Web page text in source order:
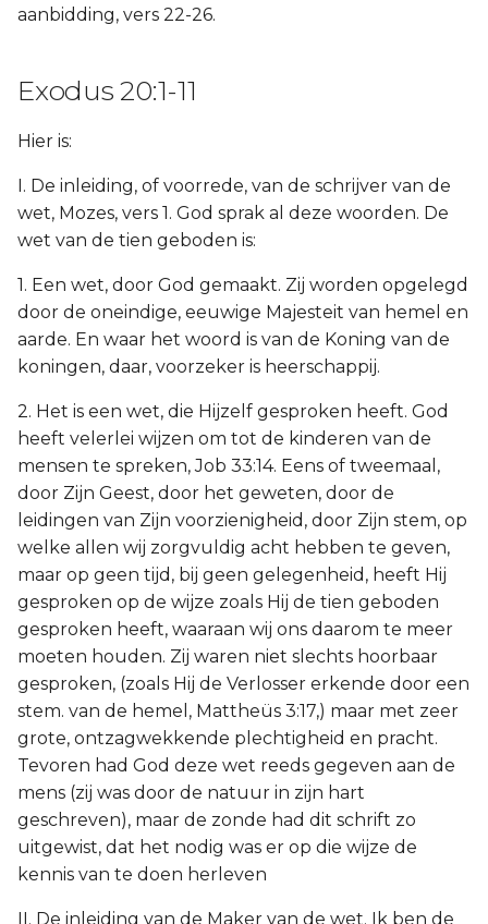
aanbidding, vers 22-26.
Exodus 20:1-11
Hier is:
I. De inleiding, of voorrede, van de schrijver van de
wet, Mozes, vers 1. God sprak al deze woorden. De
wet van de tien geboden is:
1. Een wet, door God gemaakt. Zij worden opgelegd
door de oneindige, eeuwige Majesteit van hemel en
aarde. En waar het woord is van de Koning van de
koningen, daar, voorzeker is heerschappij.
2. Het is een wet, die Hijzelf gesproken heeft. God
heeft velerlei wijzen om tot de kinderen van de
mensen te spreken, Job 33:14. Eens of tweemaal,
door Zijn Geest, door het geweten, door de
leidingen van Zijn voorzienigheid, door Zijn stem, op
welke allen wij zorgvuldig acht hebben te geven,
maar op geen tijd, bij geen gelegenheid, heeft Hij
gesproken op de wijze zoals Hij de tien geboden
gesproken heeft, waaraan wij ons daarom te meer
moeten houden. Zij waren niet slechts hoorbaar
gesproken, (zoals Hij de Verlosser erkende door een
stem. van de hemel, Mattheüs 3:17,) maar met zeer
grote, ontzagwekkende plechtigheid en pracht.
Tevoren had God deze wet reeds gegeven aan de
mens (zij was door de natuur in zijn hart
geschreven), maar de zonde had dit schrift zo
uitgewist, dat het nodig was er op die wijze de
kennis van te doen herleven
II. De inleiding van de Maker van de wet. Ik ben de